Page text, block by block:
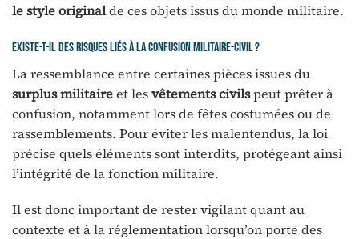
le style originalde ces objets issus du monde militaire.
Existe-t-il des risques liés à la confusion militaire-civil ?
La ressemblance entre certaines pièces issues du
surplus militaireet lesvêtements civilspeut prêter à
confusion, notamment lors de fêtes costumées ou de
rassemblements. Pour éviter les malentendus, la loi
précise quels éléments sont interdits, protégeant ainsi
l’intégrité de la fonction militaire.
Il est donc important de rester vigilant quant au
contexte et à la réglementation lorsqu’on porte des